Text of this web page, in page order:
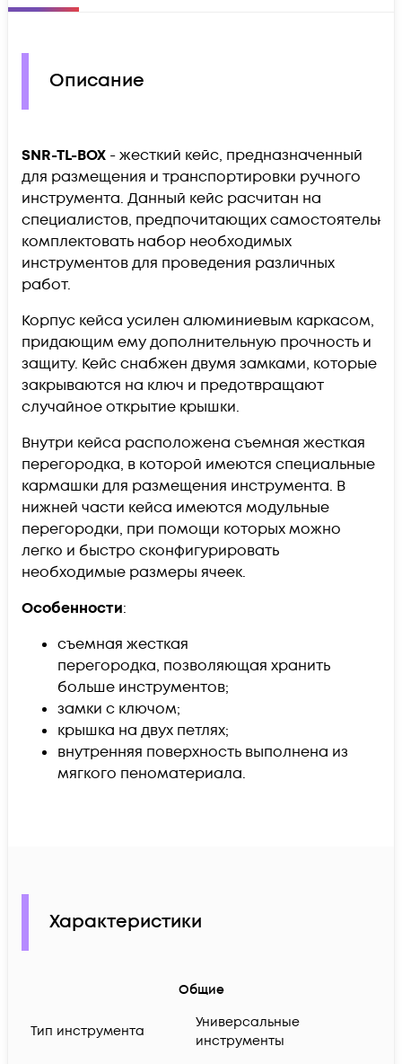
Описание
SNR-TL-BOX​ - жесткий кейс, предназначенный
для размещения и транспортировки ручного
инструмента. Данный кейс расчитан на
специалистов, предпочитающих самостоятельно
комплектовать набор необходимых
инструментов для проведения различных
работ.
Корпус кейса усилен алюминиевым каркасом,
придающим ему дополнительную прочность и
защиту. Кейс снабжен двумя замками, которые
закрываются на ключ и предотвращают
случайное открытие крышки.
Внутри кейса расположена съемная жесткая
перегородка, в которой имеются специальные
кармашки для размещения инструмента. В
нижней части кейса имеются модульные
перегородки, при помощи которых можно
легко и быстро сконфигурировать
необходимые размеры ячеек.
Особенности:
съемная жесткая
перегородка, позволяющая хранить
больше инструментов;
замки с ключом;
крышка на двух петлях;
внутренняя поверхность выполнена из
мягкого пеноматериала.
Характеристики
Общие
Тип инструмента
Универсальные
инструменты